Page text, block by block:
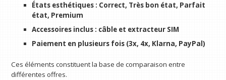
États esthétiques : Correct, Très bon état, Parfait
état, Premium
Accessoires inclus : câble et extracteur SIM
Paiement en plusieurs fois (3x, 4x, Klarna, PayPal)
Ces éléments constituent la base de comparaison entre
différentes offres.